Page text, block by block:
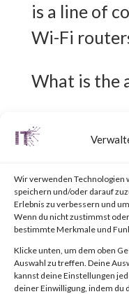
Wir verwenden Technologien
speichern und/oder darauf
Erlebnis zu verbessern und
Wenn du nicht zustimmst
bestimmte Merkmale und
Klicke unten, um dem oben
Auswahl zu treffen. Deine
kannst deine Einstellungen
deiner Einwilligung, indem du
is a line of
Wi-Fi
What is the
A command
vulnerability
Archer
firmware
Build
inject